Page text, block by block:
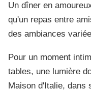
Un dîner en
qu'un repas entre
des ambiances
Pour un moment
tables, une lumière
Maison d'Italie, dans